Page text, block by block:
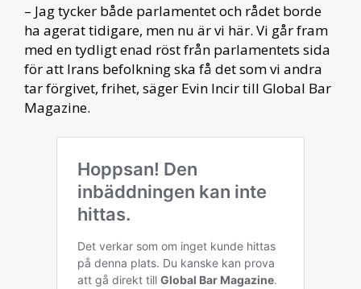
– Jag tycker både parlamentet och rådet borde
ha agerat tidigare, men nu är vi här. Vi går fram
med en tydligt enad röst från parlamentets sida
för att Irans befolkning ska få det som vi andra
tar förgivet, frihet, säger Evin Incir till Global Bar
Magazine.